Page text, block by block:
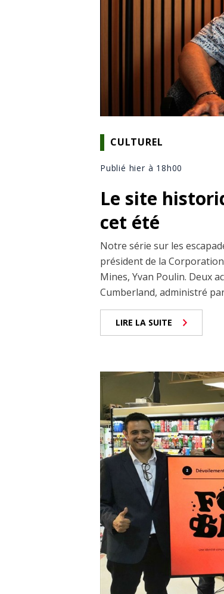
CULTUREL
Publié hier à 18h00
Le site
cet été
Notre série sur les
président de la
Mines, Yvan Poulin. Deux
Cumberland, administré
LIRE LA SUITE